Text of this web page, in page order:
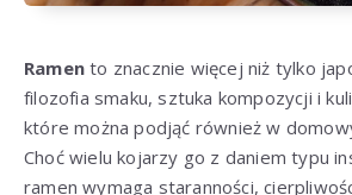
Ramen to znacznie więcej niż tylko
filozofia smaku, sztuka kompozycji i
które można podjąć również w
Choć wielu kojarzy go z daniem typu
ramen wymaga staranności,